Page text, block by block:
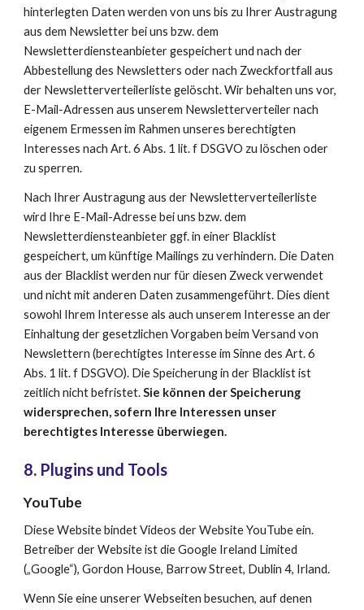
hinterlegten Daten werden von uns bis zu Ihrer Austragung
aus dem Newsletter bei uns bzw. dem
Newsletterdiensteanbieter gespeichert und nach der
Abbestellung des Newsletters oder nach Zweckfortfall aus
der Newsletterverteilerliste gelöscht. Wir behalten uns vor,
E-Mail-Adressen aus unserem Newsletterverteiler nach
eigenem Ermessen im Rahmen unseres berechtigten
Interesses nach Art. 6 Abs. 1 lit. f DSGVO zu löschen oder
zu sperren.
Nach Ihrer Austragung aus der Newsletterverteilerliste
wird Ihre E-Mail-Adresse bei uns bzw. dem
Newsletterdiensteanbieter ggf. in einer Blacklist
gespeichert, um künftige Mailings zu verhindern. Die Daten
aus der Blacklist werden nur für diesen Zweck verwendet
und nicht mit anderen Daten zusammengeführt. Dies dient
sowohl Ihrem Interesse als auch unserem Interesse an der
Einhaltung der gesetzlichen Vorgaben beim Versand von
Newslettern (berechtigtes Interesse im Sinne des Art. 6
Abs. 1 lit. f DSGVO). Die Speicherung in der Blacklist ist
zeitlich nicht befristet. Sie können der Speicherung
widersprechen, sofern Ihre Interessen unser
berechtigtes Interesse überwiegen.
8. Plugins und Tools
YouTube
Diese Website bindet Videos der Website YouTube ein.
Betreiber der Website ist die Google Ireland Limited
(„Google“), Gordon House, Barrow Street, Dublin 4, Irland.
Wenn Sie eine unserer Webseiten besuchen, auf denen